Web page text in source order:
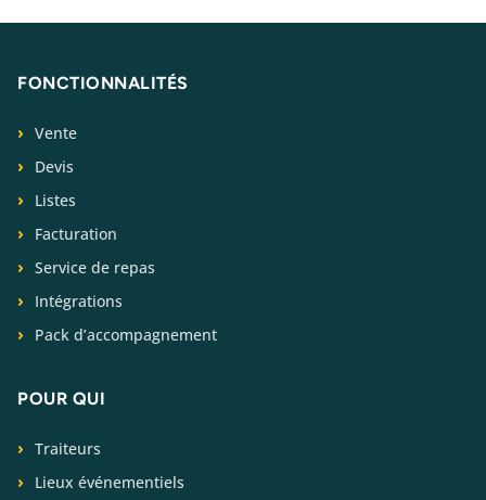
FONCTIONNALITÉS
Vente
Devis
Listes
Facturation
Service de repas
Intégrations
Pack d’accompagnement
POUR QUI
Traiteurs
Lieux événementiels